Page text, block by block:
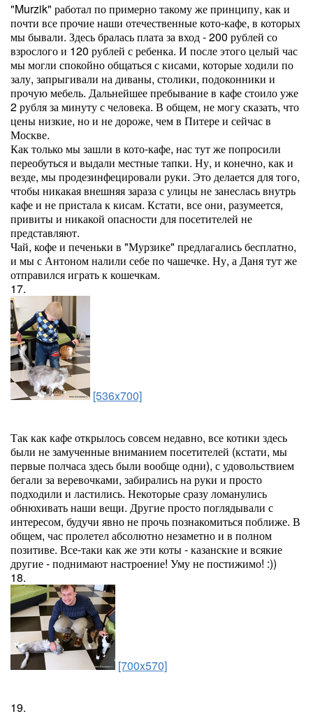
"Murzik" работал по примерно такому же принципу, как и
почти все прочие наши отечественные кото-кафе, в которых
мы бывали. Здесь бралась плата за вход - 200 рублей со
взрослого и 120 рублей с ребенка. И после этого целый час
мы могли спокойно общаться с кисами, которые ходили по
залу, запрыгивали на диваны, столики, подоконники и
прочую мебель. Дальнейшее пребывание в кафе стоило уже
2 рубля за минуту с человека. В общем, не могу сказать, что
цены низкие, но и не дороже, чем в Питере и сейчас в
Москве.
Как только мы зашли в кото-кафе, нас тут же попросили
переобуться и выдали местные тапки. Ну, и конечно, как и
везде, мы продезинфецировали руки. Это делается для того,
чтобы никакая внешняя зараза с улицы не занеслась внутрь
кафе и не пристала к кисам. Кстати, все они, разумеется,
привиты и никакой опасности для посетителей не
представляют.
Чай, кофе и печеньки в "Мурзике" предлагались бесплатно,
и мы с Антоном налили себе по чашечке. Ну, а Даня тут же
отправился играть к кошечкам.
17.
[536x700]
Так как кафе открылось совсем недавно, все котики здесь
были не замученные вниманием посетителей (кстати, мы
первые полчаса здесь были вообще одни), с удовольствием
бегали за веревочками, забирались на руки и просто
подходили и ластились. Некоторые сразу ломанулись
обнюхивать наши вещи. Другие просто поглядывали с
интересом, будучи явно не прочь познакомиться поближе. В
общем, час пролетел абсолютно незаметно и в полном
позитиве. Все-таки как же эти коты - казанские и всякие
другие - поднимают настроение! Уму не постижимо! :))
18.
[700x570]
19.